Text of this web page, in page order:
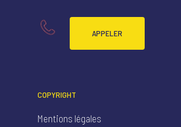
APPELER
COPYRIGHT
Mentions légales